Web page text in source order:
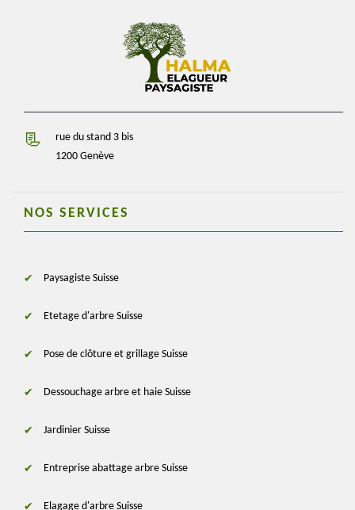
rue du stand 3 bis
1200 Genève
NOS SERVICES
Paysagiste Suisse
Etetage d'arbre Suisse
Pose de clôture et grillage Suisse
Dessouchage arbre et haie Suisse
Jardinier Suisse
Entreprise abattage arbre Suisse
Elagage d'arbre Suisse